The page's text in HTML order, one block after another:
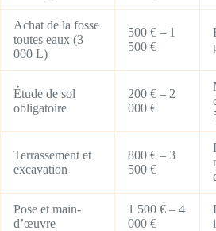
Achat de la fosse
toutes eaux (3
000 L)
500 € – 1
500 €
Étude de sol
obligatoire
200 € – 2
000 €
Terrassement et
excavation
800 € – 3
500 €
Pose et main-
d’œuvre
1 500 € – 4
000 €